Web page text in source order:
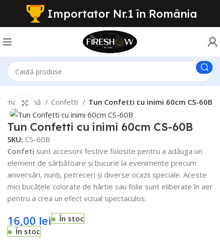
Importator Nr.1 în România
pagină Confetti Tun Confetti cu inimi 60cm CS-60B
Faceți click pentru a mări
Tun Confetti cu inimi 60cm CS-60B
SKU:CS-60B
Confeti sunt accesorii festive folosite pentru a adăuga un
element de sărbătoare și bucurie la evenimente precum
aniversări, nunți, petreceri și diverse ocazii speciale. Aceste
mici bucățele colorate de hârtie sau folie sunt eliberate în aer
pentru a crea un efect vizual spectaculos.
16,00 lei
În stoc
În stoc